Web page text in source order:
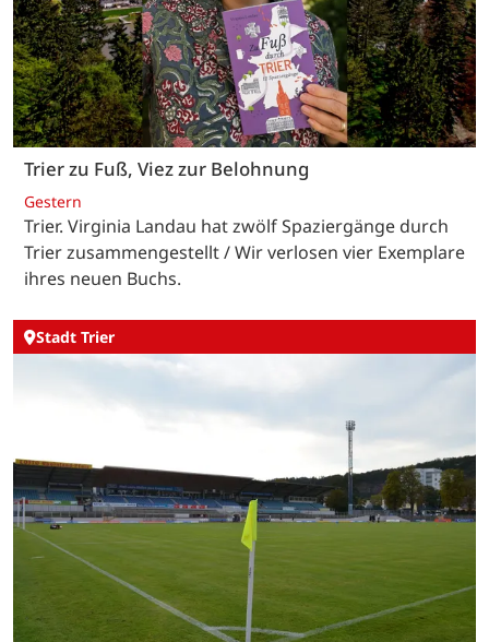
Trier zu Fuß, Viez zur Belohnung
Gestern
Trier. Virginia Landau hat zwölf Spaziergänge durch
Trier zusammengestellt / Wir verlosen vier Exemplare
ihres neuen Buchs.
Stadt Trier